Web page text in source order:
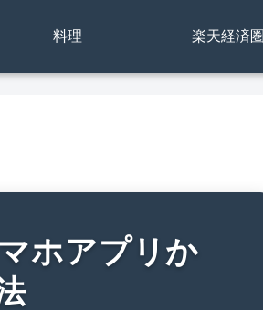
料理 楽天経済圏
ホアプリか